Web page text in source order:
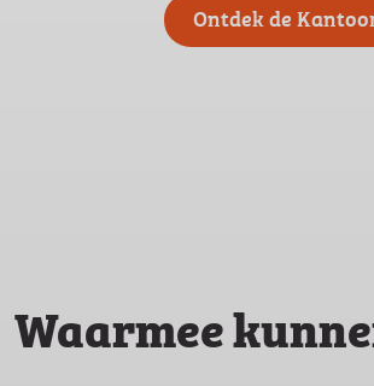
Ontdek de
Waarmee